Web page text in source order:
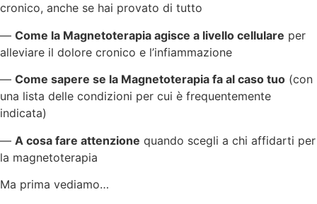
cronico, anche se hai provato di tutto
— Come la Magnetoterapia agisce a livello cellulare per
alleviare il dolore cronico e l’infiammazione
— Come sapere se la Magnetoterapia fa al caso tuo (con
una lista delle condizioni per cui è frequentemente
indicata)
— A cosa fare attenzione quando scegli a chi affidarti per
la magnetoterapia
Ma prima vediamo…